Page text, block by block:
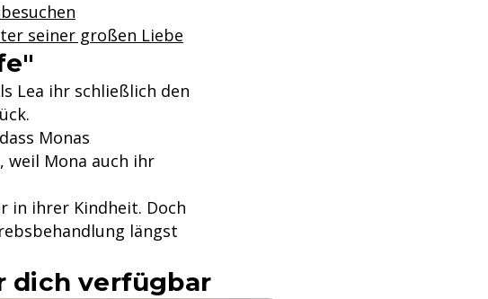
seiner großen Liebe
Lea ihr schließlich den
Monas
weil Mona auch ihr
in ihrer Kindheit. Doch
längst
dich verfügbar